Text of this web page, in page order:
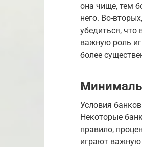
она чище, тем
него. Во-
убедиться,
важную роль
более
Условия
Некоторые
правило,
играют важную